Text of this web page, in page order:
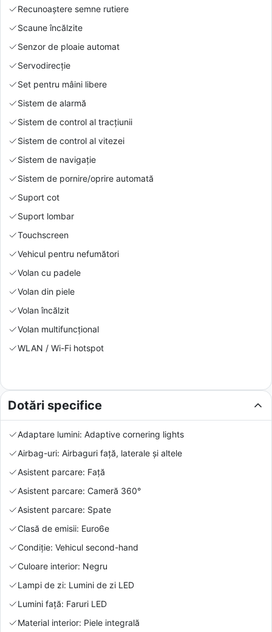
Recunoaștere semne rutiere
Scaune încălzite
Senzor de ploaie automat
Servodirecție
Set pentru mâini libere
Sistem de alarmă
Sistem de control al tracțiunii
Sistem de control al vitezei
Sistem de navigație
Sistem de pornire/oprire automată
Suport cot
Suport lombar
Touchscreen
Vehicul pentru nefumători
Volan cu padele
Volan din piele
Volan încălzit
Volan multifuncțional
WLAN / Wi-Fi hotspot
Dotări specifice
Adaptare lumini: Adaptive cornering lights
Airbag-uri: Airbaguri față, laterale și altele
Asistent parcare: Față
Asistent parcare: Cameră 360°
Asistent parcare: Spate
Clasă de emisii: Euro6e
Condiție: Vehicul second-hand
Culoare interior: Negru
Lampi de zi: Lumini de zi LED
Lumini față: Faruri LED
Material interior: Piele integrală